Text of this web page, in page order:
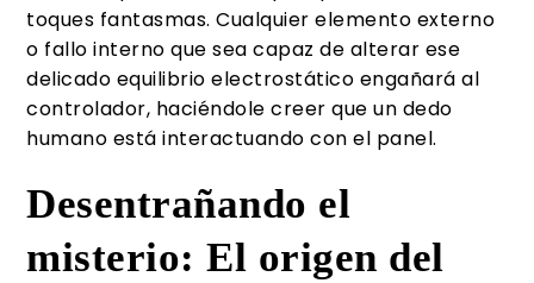
toques fantasmas. Cualquier elemento externo
o fallo interno que sea capaz de alterar ese
delicado equilibrio electrostático engañará al
controlador, haciéndole creer que un dedo
humano está interactuando con el panel.
Desentrañando el
misterio: El origen del